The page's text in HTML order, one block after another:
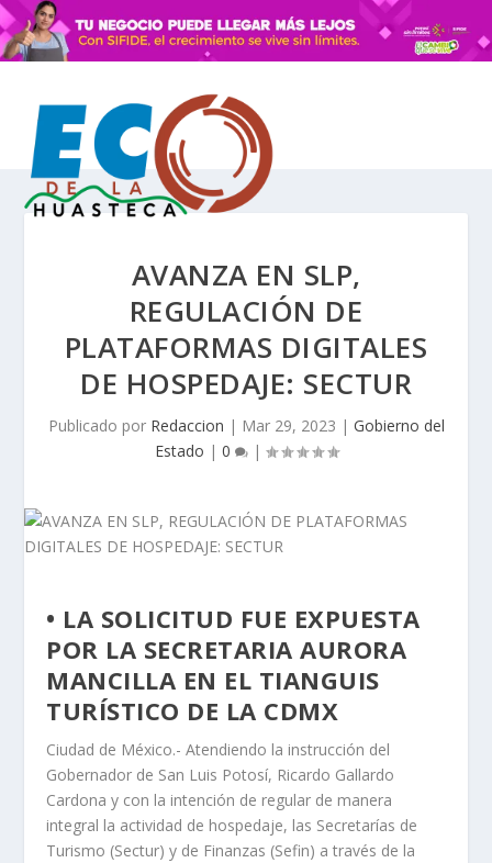
AVANZA EN SLP,
REGULACIÓN DE
PLATAFORMAS DIGITALES
DE HOSPEDAJE: SECTUR
Publicado por Redaccion | Mar 29, 2023 | Gobierno del
Estado | 0 |
• LA SOLICITUD FUE EXPUESTA
POR LA SECRETARIA AURORA
MANCILLA EN EL TIANGUIS
TURÍSTICO DE LA CDMX
Ciudad de México.- Atendiendo la instrucción del
Gobernador de San Luis Potosí, Ricardo Gallardo
Cardona y con la intención de regular de manera
integral la actividad de hospedaje, las Secretarías de
Turismo (Sectur) y de Finanzas (Sefin) a través de la